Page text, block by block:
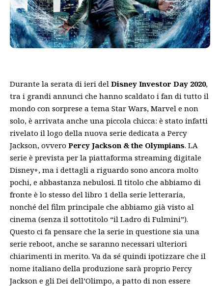
Durante la serata di ieri del Disney Investor Day 2020,
tra i grandi annunci che hanno scaldato i fan di tutto il
mondo con sorprese a tema Star Wars, Marvel e non
solo, è arrivata anche una piccola chicca: è stato infatti
rivelato il logo della nuova serie dedicata a Percy
Jackson, ovvero Percy Jackson & the Olympians. LA
serie è prevista per la piattaforma streaming digitale
Disney+, ma i dettagli a riguardo sono ancora molto
pochi, e abbastanza nebulosi. Il titolo che abbiamo di
fronte è lo stesso del libro 1 della serie letteraria,
nonché del film principale che abbiamo già visto al
cinema (senza il sottotitolo “il Ladro di Fulmini”).
Questo ci fa pensare che la serie in questione sia una
serie reboot, anche se saranno necessari ulteriori
chiarimenti in merito. Va da sé quindi ipotizzare che il
nome italiano della produzione sarà proprio Percy
Jackson e gli Dei dell’Olimpo, a patto di non essere